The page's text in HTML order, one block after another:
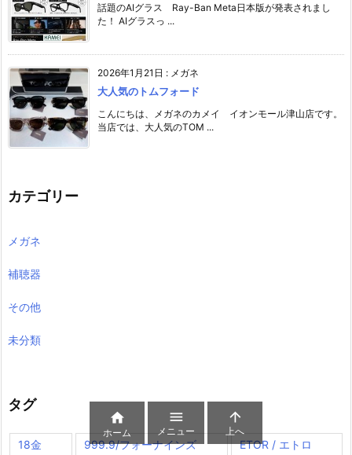
話題のAIグラス Ray-Ban Meta日本版が発表されまし
た！ AIグラスっ ...
2026年1月21日 : メガネ
大人気のトムフォード
こんにちは、メガネのカメイ イオンモール津山店です。
当店では、大人気のTOM ...
カテゴリー
メガネ
補聴器
その他
未分類
タグ
18金 999.9/フォーナインズ ETOR / エトロ

ホーム

メニュー

上へ